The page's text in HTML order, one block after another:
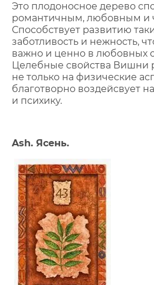
Это плодоносное дерево
романтичным, любовным и
Способствует развитию
заботливость и нежность,
важно и ценно в любовных
Целебные свойства Вишни
не только на физические
благотворно воздейсвует
и психику.
Ash. Ясень.